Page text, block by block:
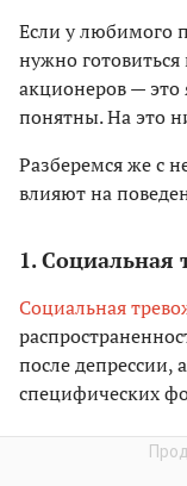
Если у любимого
нужно
акционеров —
понятны. На это
Разберемся же с
влияют на
1. Социальная
Социальная
после депрессии,
специфических